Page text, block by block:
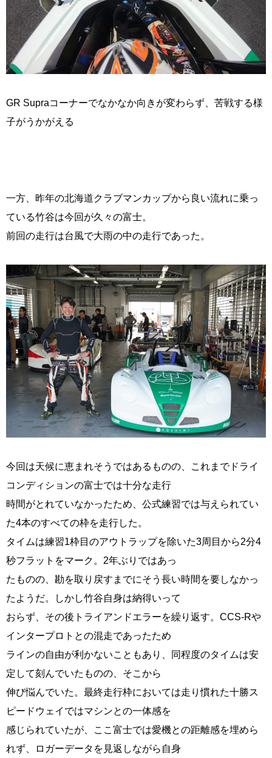
GR Supraコーナーでなかなか向きが変わらず、苦戦する様
子がうかがえる
一方、昨年の北海道クラブマンカップから良い流れに乗っ
ている竹谷は今回が久々の富士。
前回の走行は台風で大雨の中の走行であった。
今回は天候に恵まれそうではあるものの、これまでドライ
コンディションの富士では十分な走行
時間がとれていなかったため、公式練習では与えられてい
た4本のすべての枠を走行した。
タイムは練習1枠目のアウトラップを除いた3周目から2分4
秒フラットをマーク。2年ぶりではあっ
たものの、勘を取り戻すまでにそう長い時間を要しなかっ
たようだ。しかし竹谷自身は納得いって
おらず、その後トライアンドエラーを繰り返す。CCS-Rや
インタープロトとの混走であったため
ラインの自由が利かないこともあり、同程度のタイムは安
定して刻んでいたものの、そこから
伸び悩んでいた。最終走行枠においては走り慣れた十勝ス
ピードウェイではマシンとの一体感を
感じられていたが、ここ富士では愛機との距離感を埋めら
れず、ロガーデータを見返しながら自身